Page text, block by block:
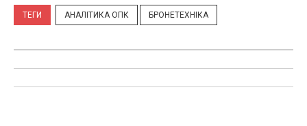
ТЕГИ АНАЛІТИКА ОПК БРОНЕТЕХНІКА